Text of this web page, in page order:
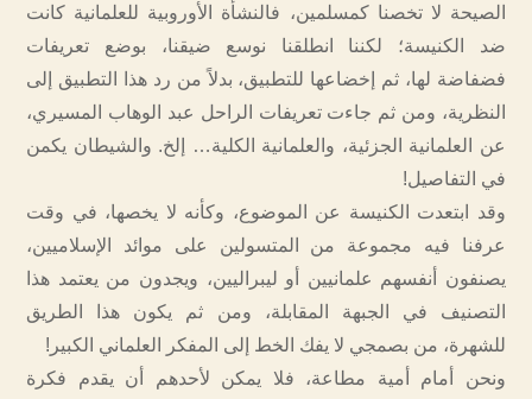
الصيحة لا تخصنا كمسلمين، فالنشأة الأوروبية للعلمانية كانت
ضد الكنيسة؛ لكننا انطلقنا نوسع ضيقنا، بوضع تعريفات
فضفاضة لها، ثم إخضاعها للتطبيق، بدلاً من رد هذا التطبيق إلى
النظرية، ومن ثم جاءت تعريفات الراحل عبد الوهاب المسيري،
عن العلمانية الجزئية، والعلمانية الكلية… إلخ. والشيطان يكمن
في التفاصيل!
وقد ابتعدت الكنيسة عن الموضوع، وكأنه لا يخصها، في وقت
عرفنا فيه مجموعة من المتسولين على موائد الإسلاميين،
يصنفون أنفسهم علمانيين أو ليبراليين، ويجدون من يعتمد هذا
التصنيف في الجبهة المقابلة، ومن ثم يكون هذا الطريق
للشهرة، من بصمجي لا يفك الخط إلى المفكر العلماني الكبير!
ونحن أمام أمية مطاعة، فلا يمكن لأحدهم أن يقدم فكرة